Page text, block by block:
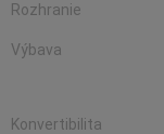
Rozhranie
Výbava
Konvertibilita